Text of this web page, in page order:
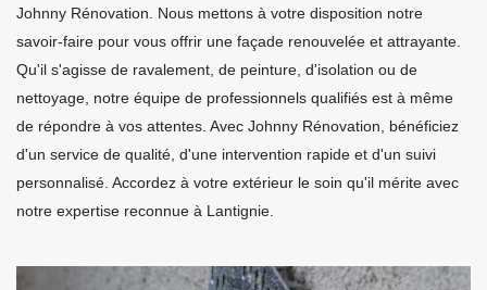
Johnny Rénovation. Nous mettons à votre disposition notre
savoir-faire pour vous offrir une façade renouvelée et attrayante.
Qu'il s'agisse de ravalement, de peinture, d'isolation ou de
nettoyage, notre équipe de professionnels qualifiés est à même
de répondre à vos attentes. Avec Johnny Rénovation, bénéficiez
d'un service de qualité, d'une intervention rapide et d'un suivi
personnalisé. Accordez à votre extérieur le soin qu'il mérite avec
notre expertise reconnue à Lantignie.